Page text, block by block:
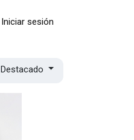
Iniciar sesión
Destacado